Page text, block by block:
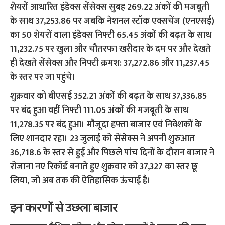
शेयरों आधारित इंडेक्स सेंसेक्स सुबह 269.22 अंकों की मजबूती
के साथ 37,253.86 पर जबकि नेशनल स्टॉक एक्सचेंज (एनएसई)
का 50 शेयरों वाला इंडेक्स निफ्टी 65.45 अंकों की बढ़त के साथ
11,232.75 पर खुला और चौतरफा खरीदार के दम पर और देखते
ही देखते सेंसेक्स और निफ्टी क्रमश: 37,272.86 और 11,237.45
के स्तर पर जा पहुंचे।
शुक्रवार को बीएसई 352.21 अंकों की बढ़त के साथ 37,336.85
पर बंद हुआ वहीं निफ्टी 111.05 अंकों की मजबूती के साथ
11,278.35 पर बंद हुआ।मौजूदा हफ्ता बाजार एवं निवेशकों के
लिए शानदार रहा। 23 जुलाई को सेंसेक्स ने अपनी शुरुआत
36,718.6 के स्तर से हुई और पिछले पांच दिनों के दौरान बाजार ने
रोजाना नए रिकॉर्ड बनाते हुए शुक्रवार को 37,327 का स्तर छू
लिया, जो अब तक की ऐतिहासिक ऊंचाई है।
इन कारणों से उछला बाजार